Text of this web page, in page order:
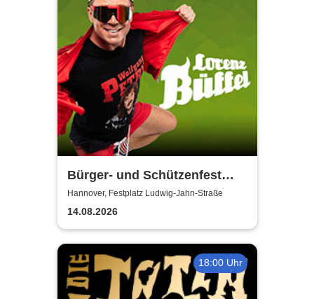
Bürger- und Schützenfest
Misburg
Hannover, Festplatz Ludwig-Jahn-Straße
14.08.2026
18:00 Uhr